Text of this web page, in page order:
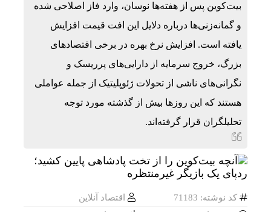
بیت‌کوین پس از هفته‌ها نوسان، وارد فاز اصلاحی شده
و گمانه‌زنی‌ها درباره دلایل این افت قیمت افزایش
یافته است. افزایش نرخ بهره در برخی اقتصادهای
بزرگ، خروج سرمایه از دارایی‌های پرریسک و
نگرانی‌های ناشی از تحولات ژئوپلیتیک از جمله عواملی
هستند که این روزها بیش از گذشته مورد توجه
تحلیلگران قرار گرفته‌اند.
کد نوشته: 71183
اقتصاد آنلاین